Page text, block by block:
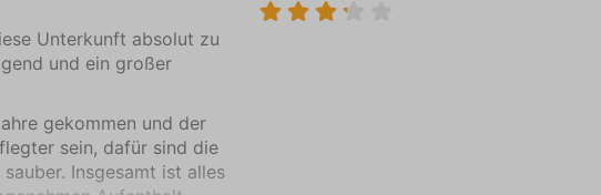
Unterkunft absolut zu
und ein großer
gekommen und der
sein, dafür sind die
Insgesamt ist alles
Weiterlesen